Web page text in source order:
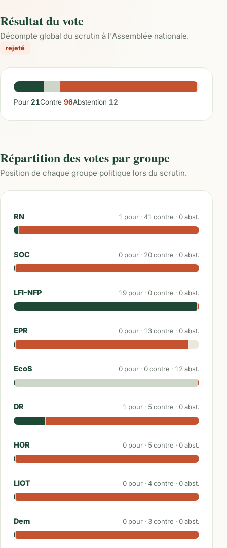
Résultat du vote
Décompte global du scrutin à l'Assemblée nationale.
rejeté
Pour 21Contre 96Abstention 12
Répartition des votes par groupe
Position de chaque groupe politique lors du scrutin.
RN 1 pour · 41 contre · 0abst.
SOC 0 pour · 20contre · 0abst.
LFI-NFP 19 pour · 0contre · 0abst.
EPR 0 pour · 13contre · 0abst.
EcoS 0 pour · 0contre · 12 abst.
DR 1 pour · 5contre · 0abst.
HOR 0 pour · 5contre · 0abst.
LIOT 0 pour · 4contre · 0abst.
Dem 0 pour · 3contre · 0abst.